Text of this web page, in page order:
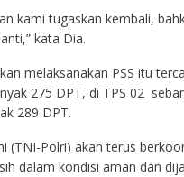
kami tugaskan kembali,
kata Dia.
melaksanakan PSS itu
275 DPT, di TPS 02
289 DPT.
(TNI-Polri) akan terus
dalam kondisi aman dan